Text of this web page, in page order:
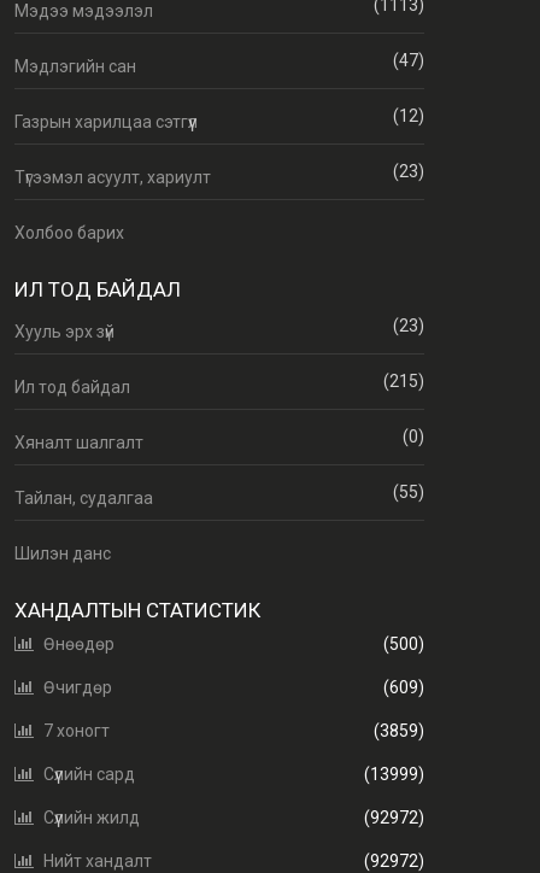
Мэдээ мэдээлэл (1113)
Мэдлэгийн сан (47)
Газрын харилцаа сэтгүүл (12)
Түгээмэл асуулт, хариулт (23)
Холбоо барих
ИЛ ТОД БАЙДАЛ
Хууль эрх зүй (23)
Ил тод байдал (215)
Хяналт шалгалт (0)
Тайлан, судалгаа (55)
Шилэн данс
ХАНДАЛТЫН СТАТИСТИК
Өнөөдөр (500)
Өчигдөр (609)
7 хоногт (3859)
Сүүлийн сард (13999)
Сүүлийн жилд (92972)
Нийт хандалт (92972)